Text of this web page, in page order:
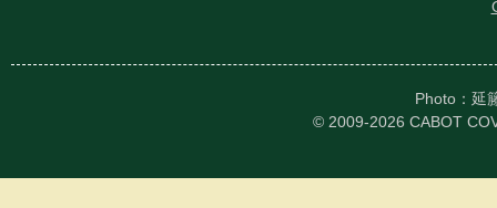
Photo：延
© 2009-2026 CABOT